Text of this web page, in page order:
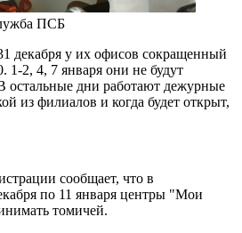
ПСБ
декабря у их офисов сокращенный
1-2, 4, 7 января они не будут
остальные дни работают дежурные
из филиалов и когда будет открыт,
сообщает, что в
по 11 января центры "Мои
томичей.